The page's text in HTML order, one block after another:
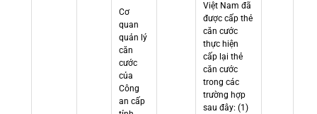
Cơ
quan
quản lý
căn
cước
của
Công
an cấp
Việt Nam đã
được cấp thẻ
căn cước
thực hiện
cấp lại thẻ
căn cước
trong các
trường hợp
sau đây: (1)